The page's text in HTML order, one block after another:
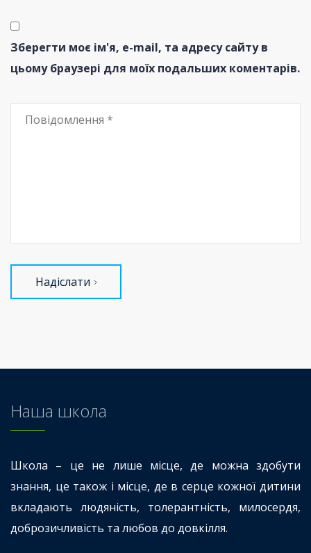
Зберегти моє ім'я, e-mail, та адресу сайту в
цьому браузері для моїх подальших коментарів.
Надіслати
Наша школа
Школа – це не лише місце, де можна здобути
знання, це також і місце, де в серце кожної дитини
вкладають людяність, толерантність, милосердя,
доброзичливість та любов до довкілля.